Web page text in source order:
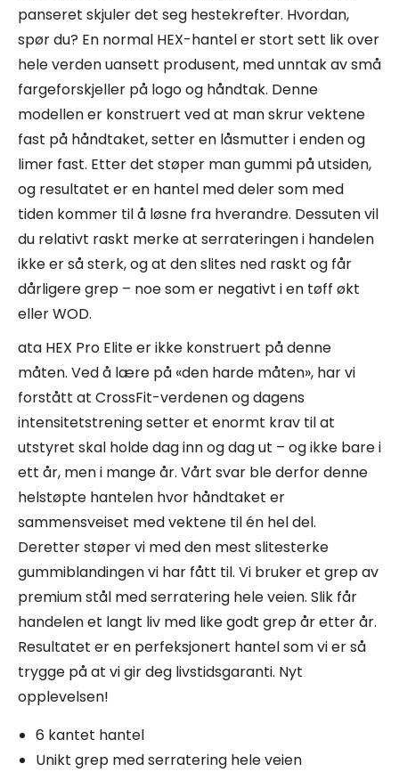
panseret skjuler det seg hestekrefter. Hvordan,
spør du? En normal HEX-hantel er stort sett lik over
hele verden uansett produsent, med unntak av små
fargeforskjeller på logo og håndtak. Denne
modellen er konstruert ved at man skrur vektene
fast på håndtaket, setter en låsmutter i enden og
limer fast. Etter det støper man gummi på utsiden,
og resultatet er en hantel med deler som med
tiden kommer til å løsne fra hverandre. Dessuten vil
du relativt raskt merke at serrateringen i handelen
ikke er så sterk, og at den slites ned raskt og får
dårligere grep – noe som er negativt i en tøff økt
eller WOD.
ata HEX Pro Elite er ikke konstruert på denne
måten. Ved å lære på «den harde måten», har vi
forstått at CrossFit-verdenen og dagens
intensitetstrening setter et enormt krav til at
utstyret skal holde dag inn og dag ut – og ikke bare i
ett år, men i mange år. Vårt svar ble derfor denne
helstøpte hantelen hvor håndtaket er
sammensveiset med vektene til én hel del.
Deretter støper vi med den mest slitesterke
gummiblandingen vi har fått til. Vi bruker et grep av
premium stål med serratering hele veien. Slik får
handelen et langt liv med like godt grep år etter år.
Resultatet er en perfeksjonert hantel som vi er så
trygge på at vi gir deg livstidsgaranti. Nyt
opplevelsen!
6 kantet hantel
Unikt grep med serratering hele veien